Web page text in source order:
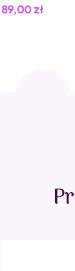
89,00 zł